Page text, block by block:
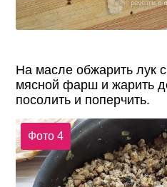
На масле обжарить лук
мясной фарш и жарить
посолить и поперчить.
Фото 4